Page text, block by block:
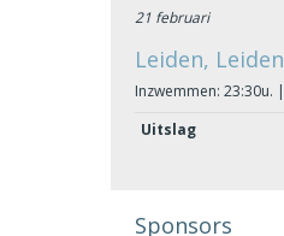
21 februari
Leiden, Leiden
Inzwemmen: 23:30u. |
Uitslag
Sponsors